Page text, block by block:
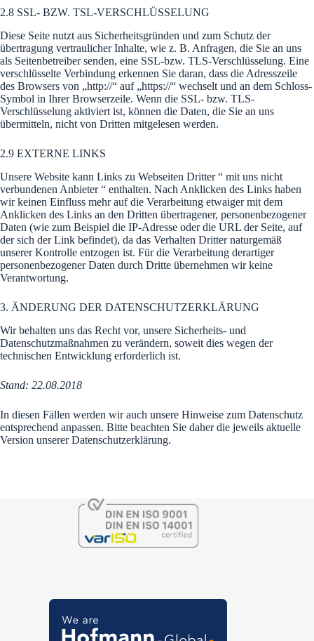
2.8 SSL- BZW. TSL-VERSCHLÜSSELUNG
Diese Seite nutzt aus Sicherheitsgründen und zum Schutz der
übertragung vertraulicher Inhalte, wie z. B. Anfragen, die Sie an uns
als Seitenbetreiber senden, eine SSL-bzw. TLS-Verschlüsselung. Eine
verschlüsselte Verbindung erkennen Sie daran, dass die Adresszeile
des Browsers von „http://“ auf „https://“ wechselt und an dem Schloss-
Symbol in Ihrer Browserzeile. Wenn die SSL- bzw. TLS-
Verschlüsselung aktiviert ist, können die Daten, die Sie an uns
übermitteln, nicht von Dritten mitgelesen werden.
2.9 EXTERNE LINKS
Unsere Website kann Links zu Webseiten Dritter “ mit uns nicht
verbundenen Anbieter “ enthalten. Nach Anklicken des Links haben
wir keinen Einfluss mehr auf die Verarbeitung etwaiger mit dem
Anklicken des Links an den Dritten übertragener, personenbezogener
Daten (wie zum Beispiel die IP-Adresse oder die URL der Seite, auf
der sich der Link befindet), da das Verhalten Dritter naturgemäß
unserer Kontrolle entzogen ist. Für die Verarbeitung derartiger
personenbezogener Daten durch Dritte übernehmen wir keine
Verantwortung.
3. ÄNDERUNG DER DATENSCHUTZERKLÄRUNG
Wir behalten uns das Recht vor, unsere Sicherheits- und
Datenschutzmaßnahmen zu verändern, soweit dies wegen der
technischen Entwicklung erforderlich ist.
Stand: 22.08.2018
In diesen Fällen werden wir auch unsere Hinweise zum Datenschutz
entsprechend anpassen. Bitte beachten Sie daher die jeweils aktuelle
Version unserer Datenschutzerklärung.